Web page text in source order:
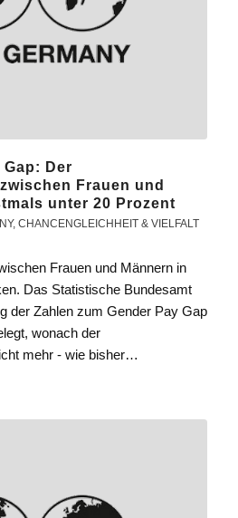
Gap: Der
Frauen und
unter 20 Prozent
, CHANCENGLEICHHEIT & VIELFALT
Frauen und Männern in
Das Statistische Bundesamt
der Zahlen zum Gender Pay Gap
wonach der
mehr - wie bisher…